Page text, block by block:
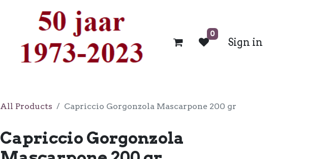
0
Sign in
All Products Capriccio Gorgonzola Mascarpone 200 gr
Capriccio Gorgonzola